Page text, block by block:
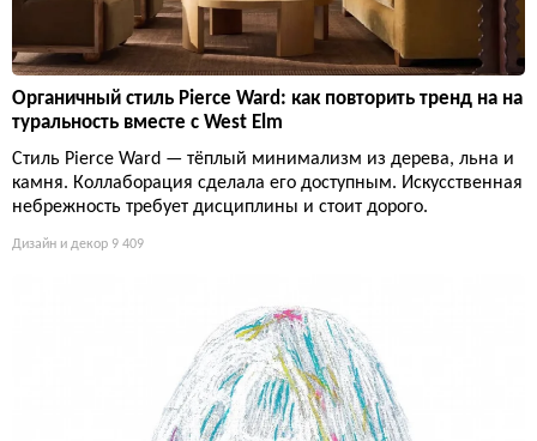
Органичный стиль Pierce Ward: как повторить тренд на на
туральность вместе с West Elm
Стиль Pierce Ward — тёплый минимализм из дерева, льна и
камня. Коллаборация сделала его доступным. Искусственная
небрежность требует дисциплины и стоит дорого.
Дизайн и декор 9 409